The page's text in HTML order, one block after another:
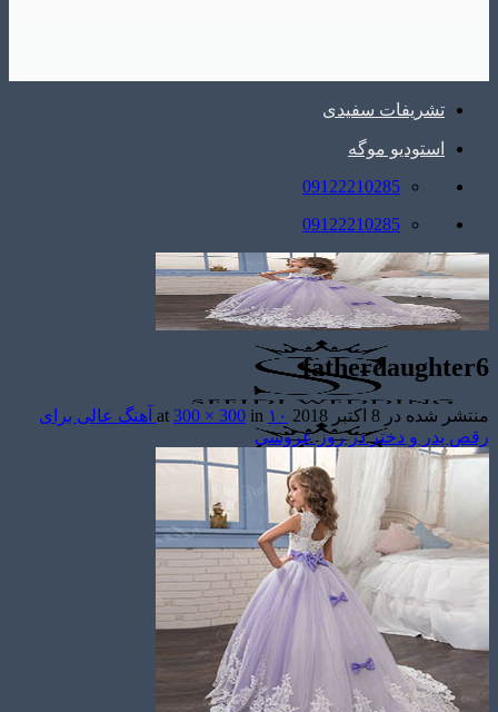
تشریفات سفیدی
استودیو موگه
09122210285
09122210285
تشریفات مجالس
باغ های عروسی
استودیو عکاسی
قیمت منوها
برآورد قیمت
fatherdaughter6
منتشر شده در 8 اکتبر 2018 300 × 300 in
۱۰ آهنگ عالی برای
رقص پدر و دختر در روز عروسی